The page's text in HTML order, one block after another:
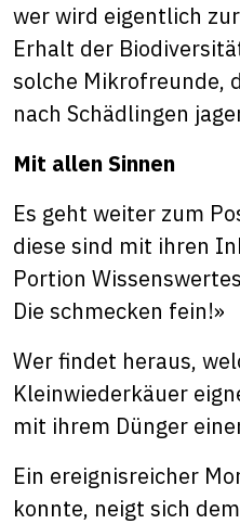
wer wird eigentlich
Erhalt der
solche Mikrofreunde,
nach Schädlingen
Mit allen Sinnen
Es geht weiter zum
diese sind mit ihren
Portion
Die schmecken fein!»
Wer findet heraus,
Kleinwiederkäuer
mit ihrem Dünger
Ein ereignisreicher
konnte, neigt sich